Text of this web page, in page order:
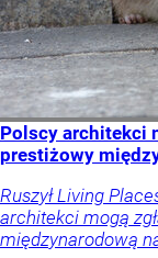
Polscy architekci
prestiżowy
Ruszył Living
architekci mogą
międzynarodową